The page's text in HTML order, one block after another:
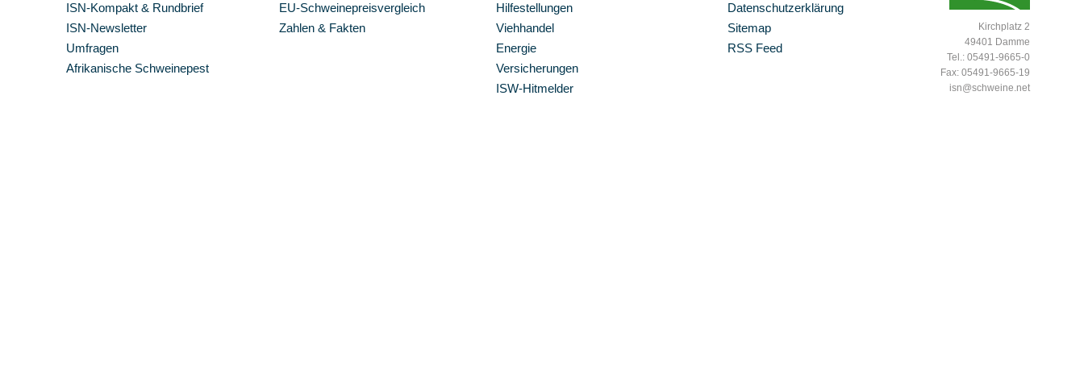
ISN-Kompakt & Rundbrief
ISN-Newsletter
Umfragen
Afrikanische Schweinepest
EU-Schweinepreisvergleich
Zahlen & Fakten
Hilfestellungen
Viehhandel
Energie
Versicherungen
ISW-Hitmelder
Datenschutzerklärung
Sitemap
RSS Feed
Kirchplatz 2
49401 Damme
Tel.: 05491-9665-0
Fax: 05491-9665-19
isn@schweine.net